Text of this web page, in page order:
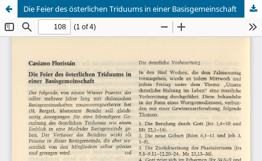
Die Feier des österlichen Triduums in einer Basisgemeinschaft